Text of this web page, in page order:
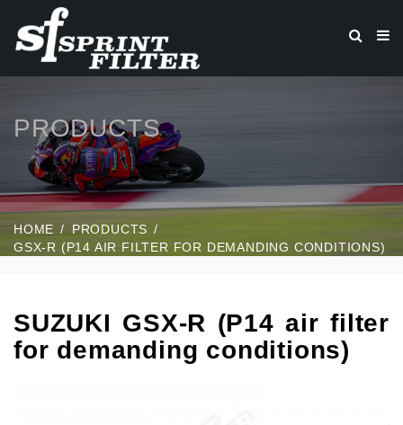
PRODUCTS
HOME
PRODUCTS
GSX-R (P14 AIR FILTER FOR DEMANDING CONDITIONS)
SUZUKI GSX-R (P14 air filter
for demanding conditions)